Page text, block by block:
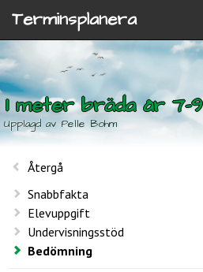
Terminsplanera
1 meter bräda år 7-9
Upplagd av Pelle Bohm
Återgå
Snabbfakta
Elevuppgift
Undervisningsstöd
Bedömning